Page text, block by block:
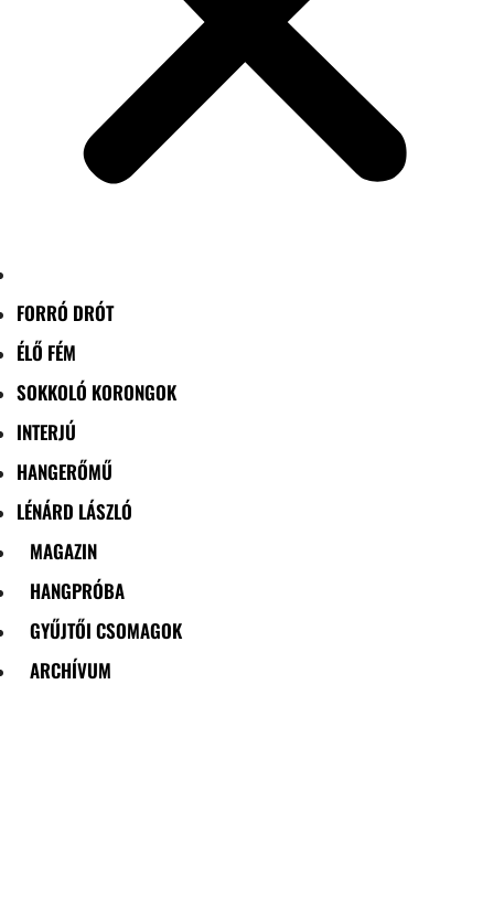
FORRÓ DRÓT
ÉLŐ FÉM
SOKKOLÓ KORONGOK
INTERJÚ
HANGERŐMŰ
LÉNÁRD LÁSZLÓ
MAGAZIN
HANGPRÓBA
GYŰJTŐI CSOMAGOK
ARCHÍVUM